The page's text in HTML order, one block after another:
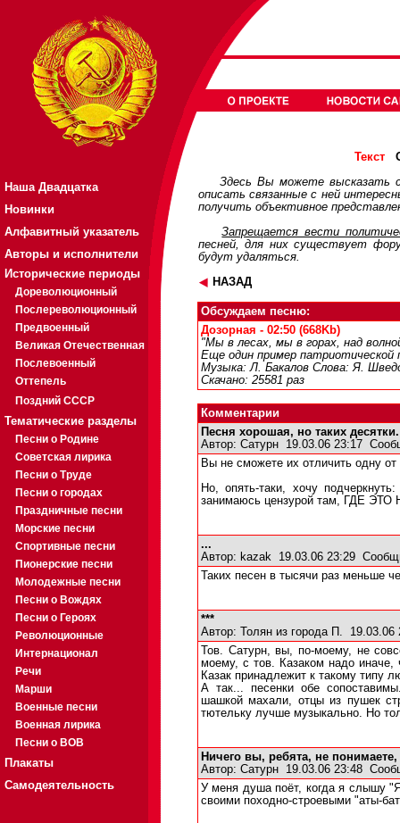
Наша Двадцатка
Новинки
Алфавитный указатель
Авторы и исполнители
Исторические периоды
Дореволюционный
Послереволюционный
Предвоенный
Великая Отечественная
Послевоенный
Оттепель
Поздний СССР
Тематические разделы
Песни о Родине
Советская лирика
Песни о Труде
Песни о городах
Праздничные песни
Морские песни
Спортивные песни
Пионерские песни
Молодежные песни
Песни о Вождях
Песни о Героях
Революционные
Интернационал
Речи
Марши
Военные песни
Военная лирика
Песни о ВОВ
Плакаты
Самодеятельность
Текст
Здесь Вы можете высказать
описать связанные с ней
получить объективное
Запрещается вести
песней, для них существует
будут удаляться.
НАЗАД
Обсуждаем песню:
Дозорная - 02:50 (668Kb)
"Мы в лесах, мы в горах, над
Еще один пример патриотической
Музыка: Л. Бакалов Слова: Я.
Скачано: 25581 раз
Комментарии
Песня хорошая, но таких
Автор: Cатурн 19.03.06 23:17
Вы не сможете их отличить одну
Но, опять-таки, хочу
занимаюсь цензурой там, ГДЕ
...
Автор: kazak 19.03.06 23:29
Таких песен в тысячи раз меньше
***
Автор:
Толян из города П.
Тов. Сатурн, вы, по-моему, не
моему, с тов. Казаком надо иначе,
Казак принадлежит к такому типу
А так... песенки обе
шашкой махали, отцы из пушек
тютельку лучше музыкально. Но
Ничего вы, ребята, не
Автор: Сатурн 19.03.06 23:48
У меня душа поёт, когда я слышу
своими походно-строевыми "аты-